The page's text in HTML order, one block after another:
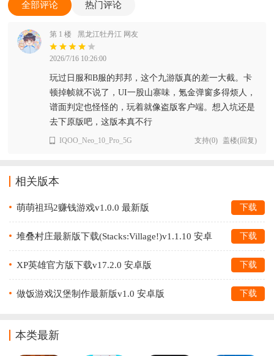
全部评论 热门评论
第 1 楼 黑龙江牡丹江 网友
2026/7/16 10:26:00
玩过日服和B服的邦邦，这个九游版真的差一大截。卡
顿掉帧就不说了，UI一股山寨味，氪金弹窗多得烦人，
谱面判定也怪怪的，玩着就像盗版客户端。想入坑还是
去下原版吧，这版本真不行
IQOO_Neo_10_Pro_5G 支持(0) 盖楼(回复)
相关版本
萌萌祖玛2赚钱游戏v1.0.0 最新版 下载
堆叠村庄最新版下载(Stacks:Village!)v1.1.10 安卓
下载
XP英雄官方版下载v17.2.0 安卓版 下载
做饭游戏汉堡制作最新版v1.0 安卓版 下载
本类最新